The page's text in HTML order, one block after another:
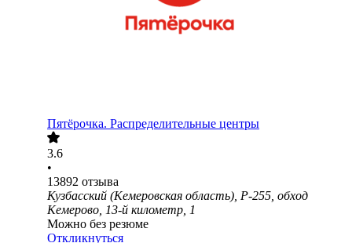
Пятёрочка. Распределительные центры
3.6
•
13892 отзыва
Кузбасский (Кемеровская область), Р-255, обход
Кемерово, 13-й километр, 1
Можно без резюме
Откликнуться